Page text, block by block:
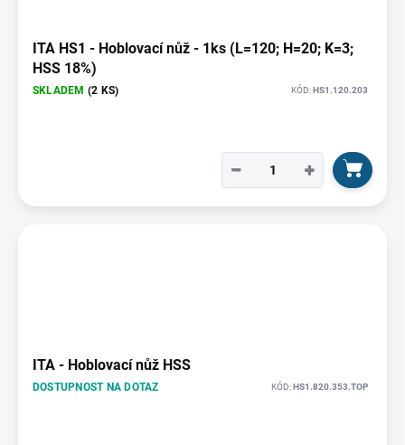
ITA HS1 - Hoblovací nůž - 1ks (L=120; H=20; K=3;
HSS 18%)
SKLADEM (2 KS) KÓD:HS1.120.203
+
−
ITA - Hoblovací nůž HSS
DOSTUPNOST NA DOTAZ KÓD:HS1.820.353.TOP